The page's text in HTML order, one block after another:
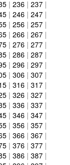
| 236 | 237 |
| 246 | 247 |
| 256 | 257 |
| 266 | 267 |
| 276 | 277 |
| 286 | 287 |
| 296 | 297 |
| 306 | 307 |
| 316 | 317 |
| 326 | 327 |
| 336 | 337 |
| 346 | 347 |
| 356 | 357 |
| 366 | 367 |
| 376 | 377 |
| 386 | 387 |